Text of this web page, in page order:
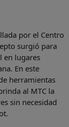
por el Centro
surgió para
en lugares
En este
herramientas
al MTC la
sin necesidad